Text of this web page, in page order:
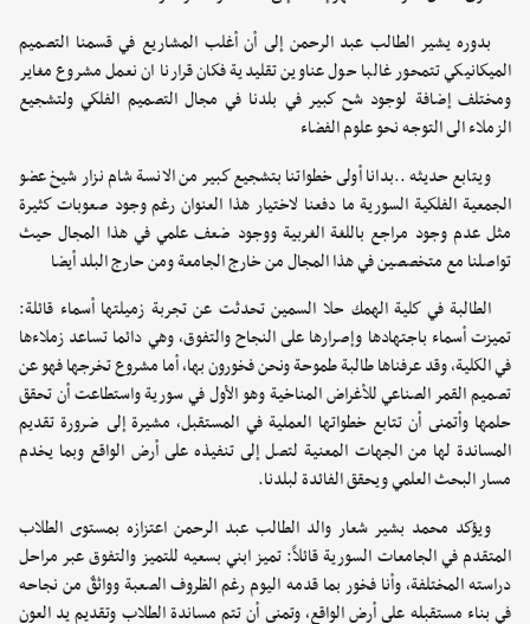
بدوره يشير الطالب عبد الرحمن إلى أن أغلب المشاريع في قسمنا التصميم
الميكانيكي تتمحور غالبا حول عناوين تقليدية فكان قرارنا ان نعمل مشروع مغاير
ومختلف إضافة لوجود شح كبير في بلدنا في مجال التصميم الفلكي ولتشجيع
الزملاء الى التوجه نحو علوم الفضاء
ويتابع حديثه ..بدانا أولى خطواتنا بتشجيع كبير من الانسة شام نزار شيخ عضو
الجمعية الفلكية السورية ما دفعنا لاختيار هذا العنوان رغم وجود صعوبات كثيرة
مثل عدم وجود مراجع باللغة الغربية ووجود ضعف علمي في هذا المجال حيث
تواصلنا مع متخصصين في هذا المجال من خارج الجامعة ومن حارج البلد أيضا
الطالبة في كلية الهمك حلا السمين تحدثت عن تجربة زميلتها أسماء قائلة:
تميزت أسماء باجتهادها وإصرارها على النجاح والتفوق، وهي دائما تساعد زملاءها
في الكلية، وقد عرفناها طالبة طموحة ونحن فخورون بها، أما مشروع تخرجها فهو عن
تصميم القمر الصناعي للأغراض المناخية وهو الأول في سورية واستطاعت أن تحقق
حلمها وأتمنى أن تتابع خطواتها العملية في المستقبل، مشيرة إلى ضرورة تقديم
المساندة لها من الجهات المعنية لتصل إلى تنفيذه على أرض الواقع وبما يخدم
مسار البحث العلمي ويحقق الفائدة لبلدنا.
ويؤكد محمد بشير شعار والد الطالب عبد الرحمن اعتزازه بمستوى الطلاب
المتقدم في الجامعات السورية قائلاً: تميز ابني بسعيه للتميز والتفوق عبر مراحل
دراسته المختلفة، وأنا فخور بما قدمه اليوم رغم الظروف الصعبة وواثقٌ من نجاحه
في بناء مستقبله على أرض الواقع، وتمنى أن تتم مساندة الطلاب وتقديم يد العون